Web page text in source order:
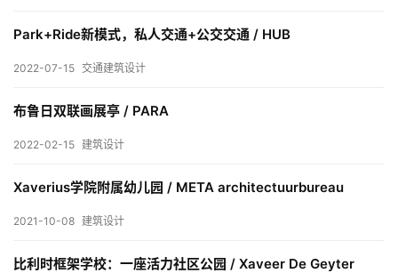
城
与
观
建
专
Park+Ride新模式，私人交通+公交交通 / HUB
2022-07-15 交通建筑设计
布鲁日双联画展亭 / PARA
2022-02-15 建筑设计
Xaverius学院附属幼儿园 / META architectuurbureau
2021-10-08 建筑设计
比利时框架学校：一座活力社区公园 / Xaveer De Geyter